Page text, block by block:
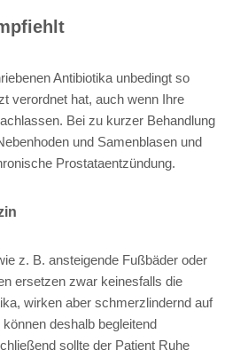
Antibiotika unbedingt so
verordnet hat, auch wenn Ihre
Bei zu kurzer Behandlung
und Samenblasen und
Prostataentzündung.
z. B. ansteigende Fußbäder oder
ersetzen zwar keinesfalls die
wirken aber schmerzlindernd auf
deshalb begleitend
sollte der Patient Ruhe